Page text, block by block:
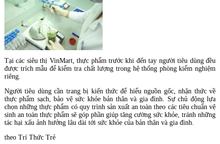
Tại các siêu thị VinMart, thực phẩm trước khi đến tay người tiêu dùng đều
được trích mẫu để kiểm tra chất lượng trong hệ thống phòng kiểm nghiệm
riêng.
Người tiêu dùng cần trang bị kiến thức để hiểu nguồn gốc, nhận thức về
thực phẩm sạch, bảo vệ sức khỏe bản thân và gia đình. Sự chủ động lựa
chọn những thực phẩm có quy trình sản xuất an toàn theo các tiêu chuẩn vệ
sinh an toàn thực phẩm sẽ góp phần giúp tăng cường sức khỏe, tránh những
tác hại xấu ảnh hưởng lâu dài tới sức khỏe của bản thân và gia đình.
theo Trí Thức Trẻ